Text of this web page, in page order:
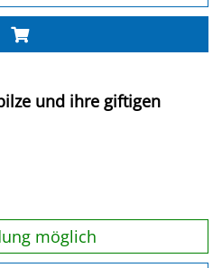
und ihre giftigen
möglich